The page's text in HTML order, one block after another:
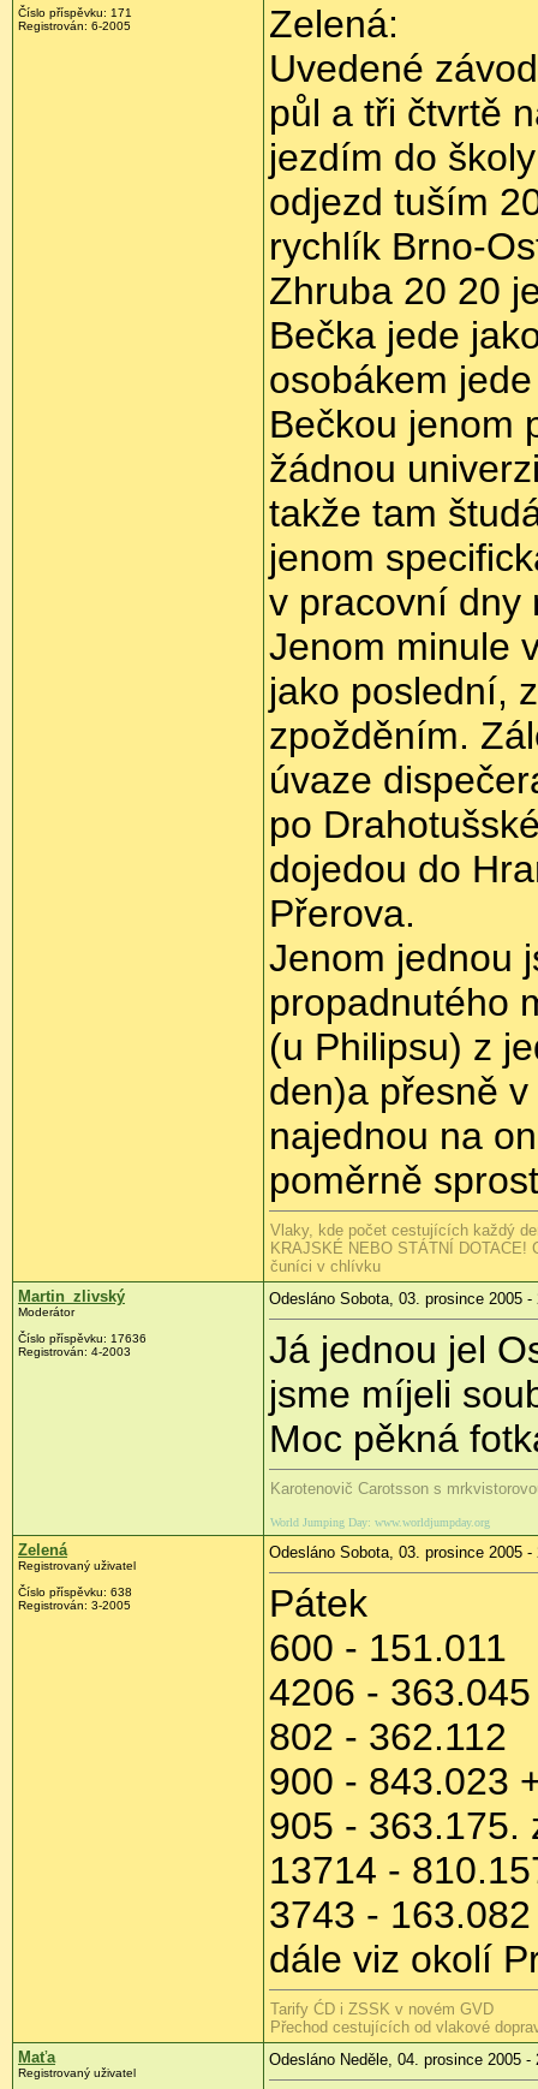
Číslo příspěvku: 171
Registrován: 6-2005
Zelená:
Uvedené
půl a tři čtvrtě
jezdím do
odjezd tuším
rychlík Brno-
Zhruba 20 20
Bečka jede
osobákem
Bečkou jenom
žádnou
takže tam
jenom
v pracovní dny
Jenom minule
jako poslední,
zpožděním.
úvaze
po
dojedou do
Přerova.
Jenom jednou
propadnutého
(u Philipsu) z
den)a přesně
najednou na
poměrně
Vlaky, kde počet cestujících každý
KRAJSKÉ NEBO STÁTNÍ
čuníci v chlívku
Martin_zlivský
Moderátor
Číslo příspěvku: 17636
Registrován: 4-2003
Odesláno Sobota, 03. prosince 2005 -
Já jednou jel
jsme míjeli
Moc pěkná
Karotenovič Carotsson s
World Jumping Day: www.worldjumpday.org
Zelená
Registrovaný uživatel
Číslo příspěvku: 638
Registrován: 3-2005
Odesláno Sobota, 03. prosince 2005 -
Pátek
600 - 151.011
4206 - 363.045
802 - 362.112
900 - 843.023
905 - 363.175.
13714 -
3743 - 163.082
dále viz okolí
Tarify ĆD i ZSSK v novém GVD
Přechod cestujících od vlakové
Maťa
Registrovaný uživatel
Odesláno Neděle, 04. prosince 2005 -